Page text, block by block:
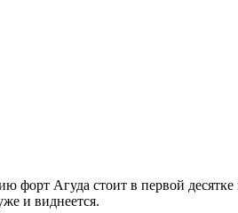
Агуда стоит в первой десятке
и виднеется.